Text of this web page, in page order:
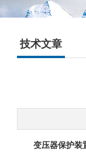
技术文章
变压器保护装